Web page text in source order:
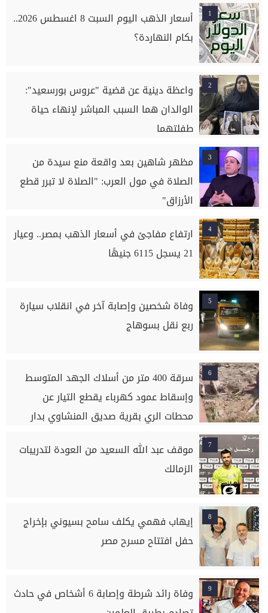
1
أسعار الذهب اليوم السبت 8 اغسطس 2026..
بكام النهاردة؟
2
واعظة دينية عن قضية "عروس بورسعيد":
الوالدان هما السبب المباشر لإنهاء حياة
طفلتهما
3
مظهر شاهين بعد واقعة منع سيدة من
الصلاة في مول العرب: "الصلاة لا تبرر قطع
الأرزاق"
4
ارتفاع مفاجئ في أسعار الذهب بمصر.. وعيار
21 يسجل 6115 جنيهًا
5
وفاة شخصين وإصابة آخر في انقلاب سيارة
ربع نقل بسوهاج
6
سرقة 400 متر من أسلاك الجهد المتوسط
وإسقاط عمود كهرباء يقطع التيار عن
محطات الري بقرية صديق المنشاوي بدار
7
موقف عبد الله السعيد من العودة لتدريبات
الزمالك
8
إيهاب فهمي يكلف سامح بسيوني بإخراج
حفل افتتاح مسرح مصر
9
وفاة رائد شرطة وإصابة 6 أشخاص في حادث